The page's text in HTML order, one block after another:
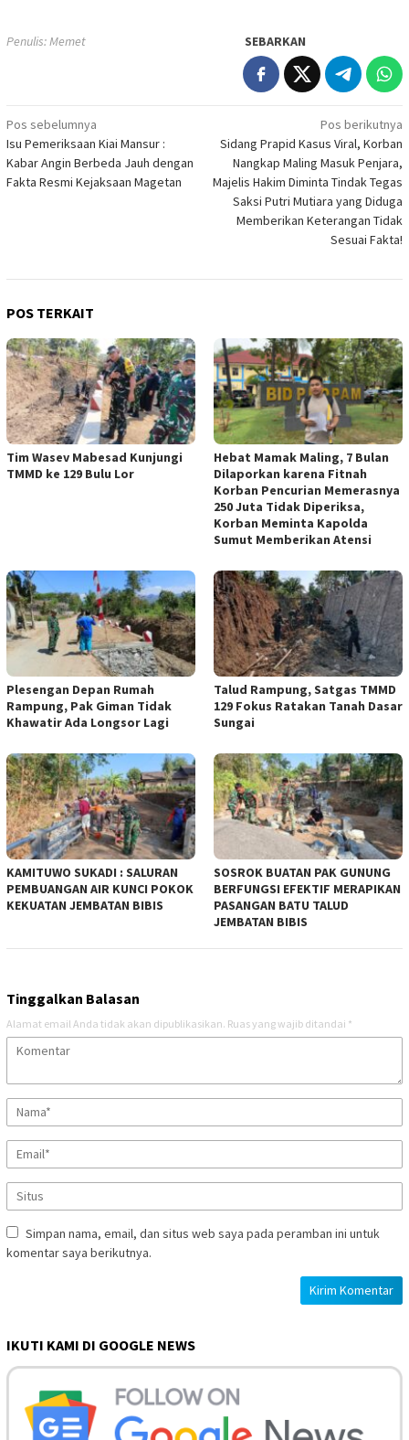
Penulis: Memet SEBARKAN
Navigasi
pos
Pos sebelumnya
Isu Pemeriksaan Kiai Mansur :
Kabar Angin Berbeda Jauh dengan
Fakta Resmi Kejaksaan Magetan
Pos berikutnya
Sidang Prapid Kasus Viral, Korban
Nangkap Maling Masuk Penjara,
Majelis Hakim Diminta Tindak Tegas
Saksi Putri Mutiara yang Diduga
Memberikan Keterangan Tidak
Sesuai Fakta!
POS TERKAIT
Tim Wasev Mabesad Kunjungi
TMMD ke 129 Bulu Lor
Hebat Mamak Maling, 7 Bulan
Dilaporkan karena Fitnah
Korban Pencurian Memerasnya
250 Juta Tidak Diperiksa,
Korban Meminta Kapolda
Sumut Memberikan Atensi
Plesengan Depan Rumah
Rampung, Pak Giman Tidak
Khawatir Ada Longsor Lagi
Talud Rampung, Satgas TMMD
129 Fokus Ratakan Tanah Dasar
Sungai
KAMITUWO SUKADI : SALURAN
PEMBUANGAN AIR KUNCI POKOK
KEKUATAN JEMBATAN BIBIS
SOSROK BUATAN PAK GUNUNG
BERFUNGSI EFEKTIF MERAPIKAN
PASANGAN BATU TALUD
JEMBATAN BIBIS
Tinggalkan Balasan
Alamat email Anda tidak akan dipublikasikan. Ruas yang wajib ditandai *
Simpan nama, email, dan situs web saya pada peramban ini untuk
komentar saya berikutnya.
IKUTI KAMI DI GOOGLE NEWS